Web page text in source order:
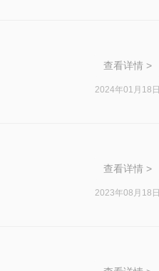
查看详情 >
2024年01月18日
查看详情 >
2023年08月18日